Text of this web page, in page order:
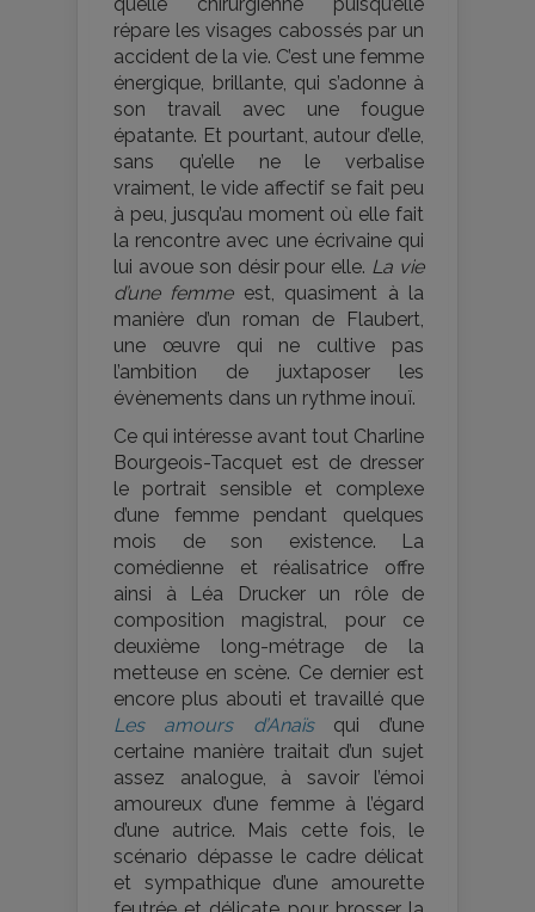
quelle chirurgienne puisqu’elle
répare les visages cabossés par un
accident de la vie. C’est une femme
énergique, brillante, qui s’adonne à
son travail avec une fougue
épatante. Et pourtant, autour d’elle,
sans qu’elle ne le verbalise
vraiment, le vide affectif se fait peu
à peu, jusqu’au moment où elle fait
la rencontre avec une écrivaine qui
lui avoue son désir pour elle. La vie
d’une femmeest, quasiment à la
manière d’un roman de Flaubert,
une œuvre qui ne cultive pas
l’ambition de juxtaposer les
évènements dans un rythme inouï.
Ce qui intéresse avant tout Charline
Bourgeois-Tacquet est de dresser
le portrait sensible et complexe
d’une femme pendant quelques
mois de son existence. La
comédienne et réalisatrice offre
ainsi à Léa Drucker un rôle de
composition magistral, pour ce
deuxième long-métrage de la
metteuse en scène. Ce dernier est
encore plus abouti et travaillé que
Les amours d’Anaïsqui d’une
certaine manière traitait d’un sujet
assez analogue, à savoir l’émoi
amoureux d’une femme à l’égard
d’une autrice. Mais cette fois, le
scénario dépasse le cadre délicat
et sympathique d’une amourette